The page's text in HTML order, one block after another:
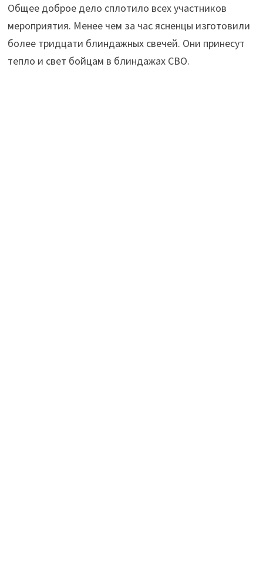
Общее доброе дело сплотило всех участников
мероприятия. Менее чем за час ясненцы изготовили
более тридцати блиндажных свечей. Они принесут
тепло и свет бойцам в блиндажах СВО.